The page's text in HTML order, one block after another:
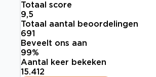
Totaal score
9,5
Totaal aantal beoordelingen
691
Beveelt ons aan
99%
Aantal keer bekeken
15.412